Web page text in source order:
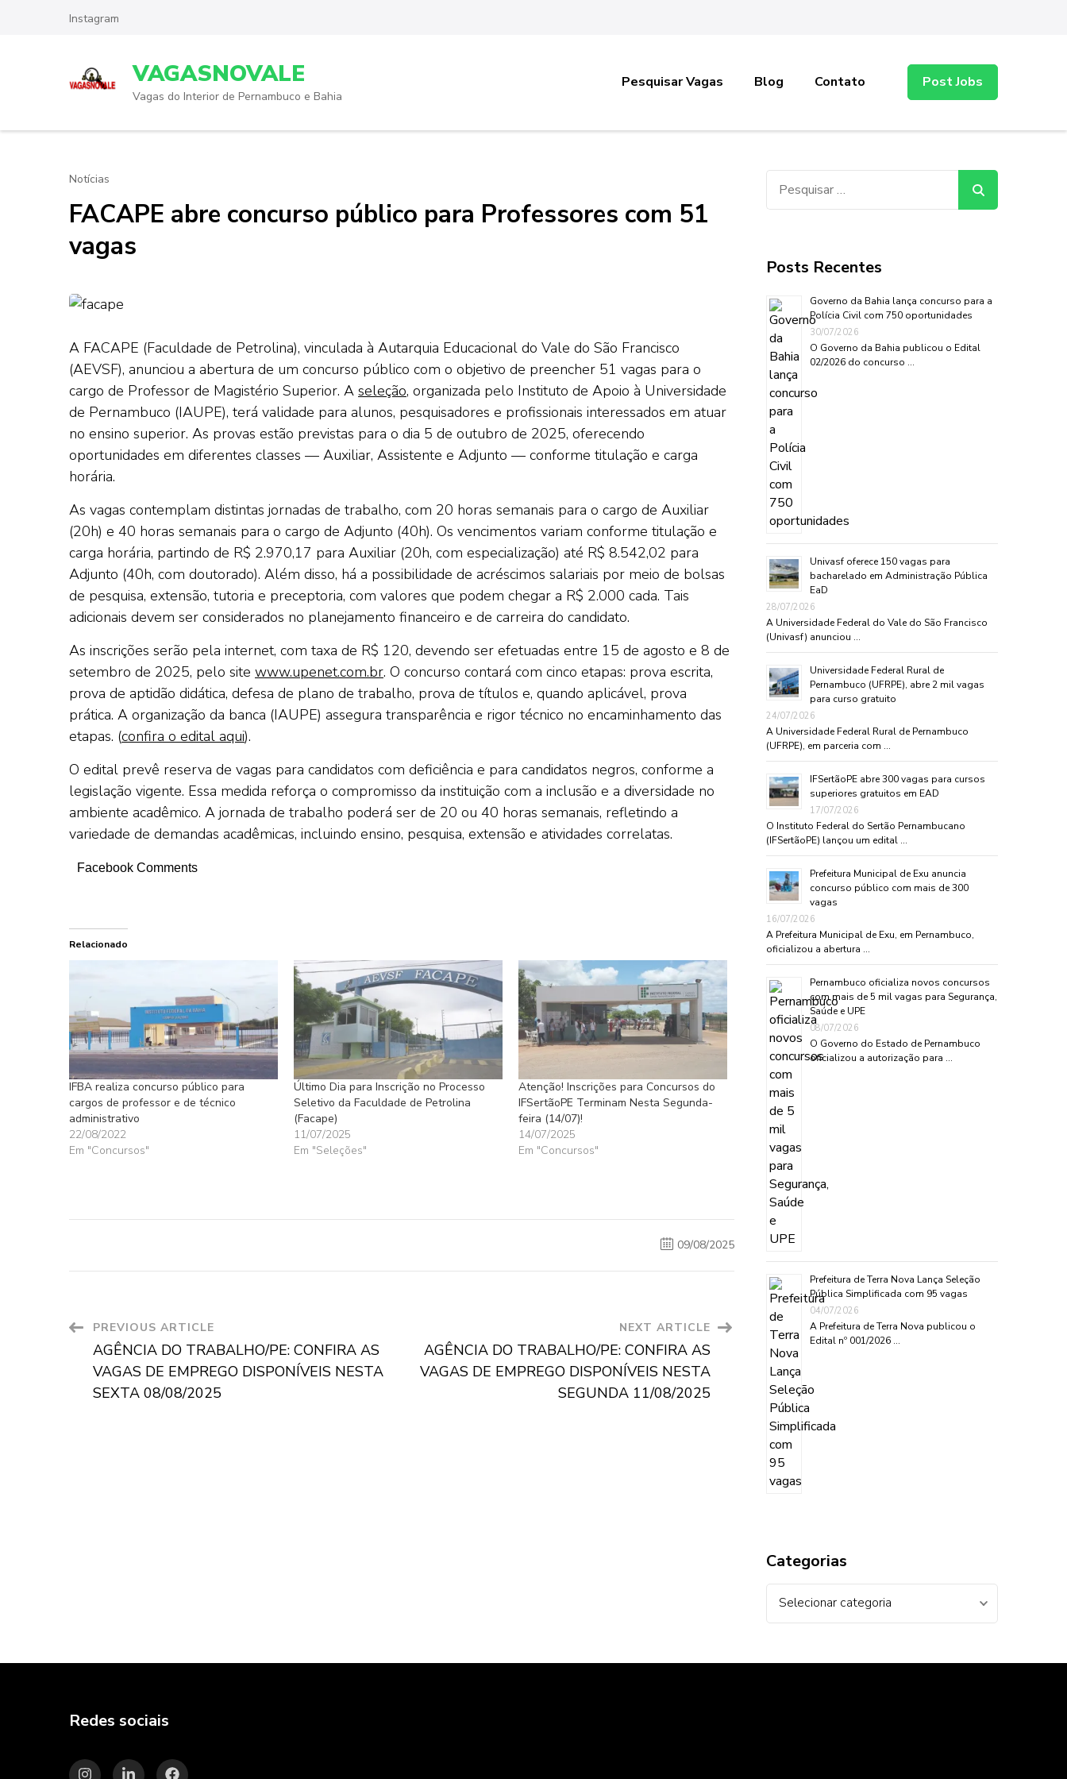
Instagram
VAGASNOVALE
Vagas do Interior de Pernambuco e Bahia
Pesquisar Vagas Blog Contato Post Jobs
Notícias
FACAPE abre concurso público para Professores com 51
vagas
A FACAPE (Faculdade de Petrolina), vinculada à Autarquia Educacional do Vale do São Francisco
(AEVSF), anunciou a abertura de um concurso público com o objetivo de preencher 51 vagas para o
cargo de Professor de Magistério Superior. A seleção, organizada pelo Instituto de Apoio à Universidade
de Pernambuco (IAUPE), terá validade para alunos, pesquisadores e profissionais interessados em atuar
no ensino superior. As provas estão previstas para o dia 5 de outubro de 2025, oferecendo
oportunidades em diferentes classes — Auxiliar, Assistente e Adjunto — conforme titulação e carga
horária.
As vagas contemplam distintas jornadas de trabalho, com 20 horas semanais para o cargo de Auxiliar
(20h) e 40 horas semanais para o cargo de Adjunto (40h). Os vencimentos variam conforme titulação e
carga horária, partindo de R$ 2.970,17 para Auxiliar (20h, com especialização) até R$ 8.542,02 para
Adjunto (40h, com doutorado). Além disso, há a possibilidade de acréscimos salariais por meio de bolsas
de pesquisa, extensão, tutoria e preceptoria, com valores que podem chegar a R$ 2.000 cada. Tais
adicionais devem ser considerados no planejamento financeiro e de carreira do candidato.
As inscrições serão pela internet, com taxa de R$ 120, devendo ser efetuadas entre 15 de agosto e 8 de
setembro de 2025, pelo site www.upenet.com.br. O concurso contará com cinco etapas: prova escrita,
prova de aptidão didática, defesa de plano de trabalho, prova de títulos e, quando aplicável, prova
prática. A organização da banca (IAUPE) assegura transparência e rigor técnico no encaminhamento das
etapas. (confira o edital aqui).
O edital prevê reserva de vagas para candidatos com deficiência e para candidatos negros, conforme a
legislação vigente. Essa medida reforça o compromisso da instituição com a inclusão e a diversidade no
ambiente acadêmico. A jornada de trabalho poderá ser de 20 ou 40 horas semanais, refletindo a
variedade de demandas acadêmicas, incluindo ensino, pesquisa, extensão e atividades correlatas.
Facebook Comments
Relacionado
IFBA realiza concurso público para
cargos de professor e de técnico
administrativo
22/08/2022
Em "Concursos"
Último Dia para Inscrição no Processo
Seletivo da Faculdade de Petrolina
(Facape)
11/07/2025
Em "Seleções"
Atenção! Inscrições para Concursos do
IFSertãoPE Terminam Nesta Segunda-
feira (14/07)!
14/07/2025
Em "Concursos"
09/08/2025
Post
Navigation
PREVIOUS ARTICLE
AGÊNCIA DO TRABALHO/PE: CONFIRA AS
VAGAS DE EMPREGO DISPONÍVEIS NESTA
SEXTA 08/08/2025
NEXT ARTICLE
AGÊNCIA DO TRABALHO/PE: CONFIRA AS
VAGAS DE EMPREGO DISPONÍVEIS NESTA
SEGUNDA 11/08/2025
Posts Recentes
Governo da Bahia lança concurso para a
Polícia Civil com 750 oportunidades
30/07/2026
O Governo da Bahia publicou o Edital
02/2026 do concurso …
Univasf oferece 150 vagas para
bacharelado em Administração Pública
EaD
28/07/2026
A Universidade Federal do Vale do São Francisco
(Univasf) anunciou …
Universidade Federal Rural de
Pernambuco (UFRPE), abre 2 mil vagas
para curso gratuito
24/07/2026
A Universidade Federal Rural de Pernambuco
(UFRPE), em parceria com …
IFSertãoPE abre 300 vagas para cursos
superiores gratuitos em EAD
17/07/2026
O Instituto Federal do Sertão Pernambucano
(IFSertãoPE) lançou um edital …
Prefeitura Municipal de Exu anuncia
concurso público com mais de 300
vagas
16/07/2026
A Prefeitura Municipal de Exu, em Pernambuco,
oficializou a abertura …
Pernambuco oficializa novos concursos
com mais de 5 mil vagas para Segurança,
Saúde e UPE
08/07/2026
O Governo do Estado de Pernambuco
oficializou a autorização para …
Prefeitura de Terra Nova Lança Seleção
Pública Simplificada com 95 vagas
04/07/2026
A Prefeitura de Terra Nova publicou o
Edital nº 001/2026 …
Categorias
Categorias
Redes sociais